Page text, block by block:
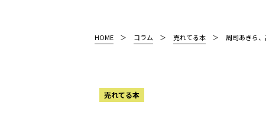
HOME コラム 売れてる本 周司あきら
売れてる本